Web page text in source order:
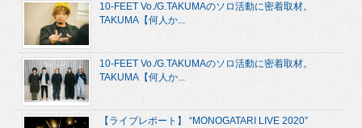
10-FEET Vo./G.TAKUMAのソロ活動に密着取材。
TAKUMA【何人か...
10-FEET Vo./G.TAKUMAのソロ活動に密着取材。
TAKUMA【何人か...
【ライブレポート】 “MONOGATARI LIVE 2020”